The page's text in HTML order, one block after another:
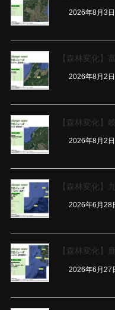
2026年8月3日
【森林変化】
2026年8月2日
【森林変化】
2026年8月2日
【森林変化】
2026年6月28
【森林変化】
2026年6月27